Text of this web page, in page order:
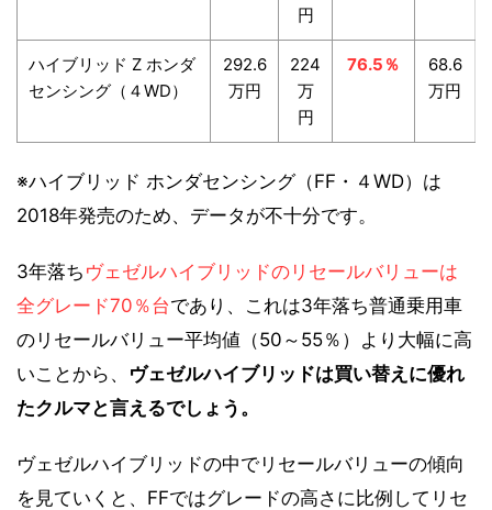
円
ハイブリッド Z ホンダ
センシング（４WD）
292.6
万円
224
万
円
76.5％
68.6
万円
※ハイブリッド ホンダセンシング（FF・４WD）は
2018年発売のため、データが不十分です。
3年落ち ヴェゼルハイブリッドのリセールバリューは
全グレード70％台であり、これは3年落ち普通乗用車
のリセールバリュー平均値（50～55％）より大幅に高
いことから、 ヴェゼルハイブリッドは買い替えに優れ
たクルマと言えるでしょう。
ヴェゼルハイブリッドの中でリセールバリューの傾向
を見ていくと、FFではグレードの高さに比例してリセ